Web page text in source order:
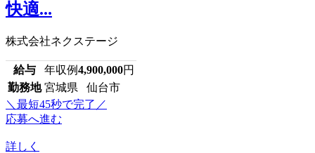
快適...
株式会社ネクステージ
給与 年収例4,900,000円
勤務地 宮城県 仙台市
＼最短45秒で完了／
応募へ進む
詳しく